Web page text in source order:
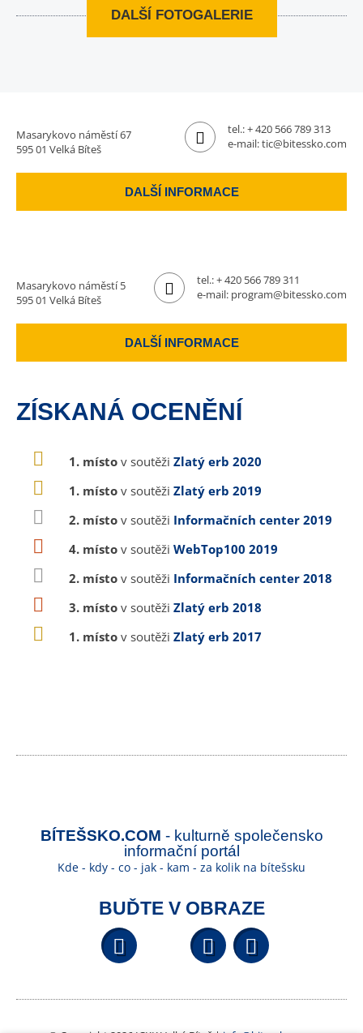
DALŠÍ FOTOGALERIE
Masarykovo náměstí 67
595 01 Velká Bíteš
tel.:+ 420 566 789 313
e-mail:tic@bitessko.com
DALŠÍ INFORMACE
Masarykovo náměstí 5
595 01 Velká Bíteš
tel.:+ 420 566 789 311
e-mail: program@bitessko.com
DALŠÍ INFORMACE
ZÍSKANÁ OCENĚNÍ
1. místo v soutěži Zlatý erb 2020
1. místo v soutěži Zlatý erb 2019
2. místo v soutěži Informačních center 2019
4. místo v soutěži WebTop100 2019
2. místo v soutěži Informačních center 2018
3. místo v soutěži Zlatý erb 2018
1. místo v soutěži Zlatý erb 2017
BÍTEŠSKO.COM - kulturně společensko
informační portál
Kde - kdy - co - jak - kam - za kolik na bítešsku
BUĎTE V OBRAZE
Facebook YouTube